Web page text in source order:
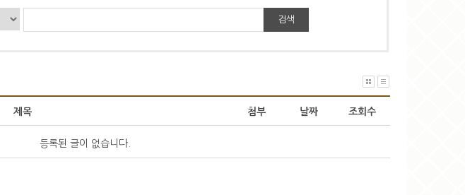
검색
제목 첨부 날짜 조회수
등록된 글이 없습니다.